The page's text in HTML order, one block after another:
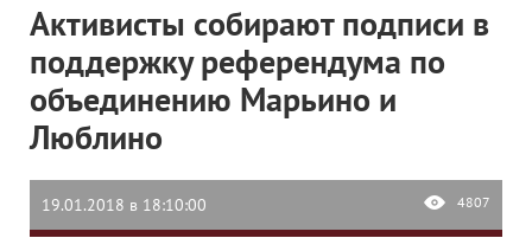
Активисты собирают подписи в
поддержку референдума по
объединению Марьино и
Люблино
19.01.2018 в 18:10:00 4807